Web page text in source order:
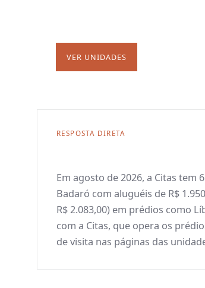
VER UNIDADES
RESPOSTA DIRETA
Em agosto de 2026, a Citas tem
Badaró com aluguéis de R$
R$ 2.083,00) em prédios como
com a Citas, que opera os
de visita nas páginas das